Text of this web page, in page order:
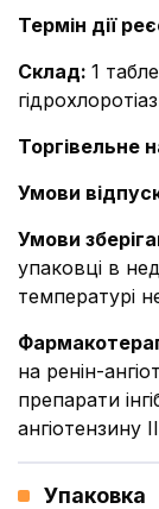
Термін дії
Склад: 1
Торгівельне
Умови
Умови
упаковці в
температурі
на ренін-
препарати
ангіотензину
Упаковка